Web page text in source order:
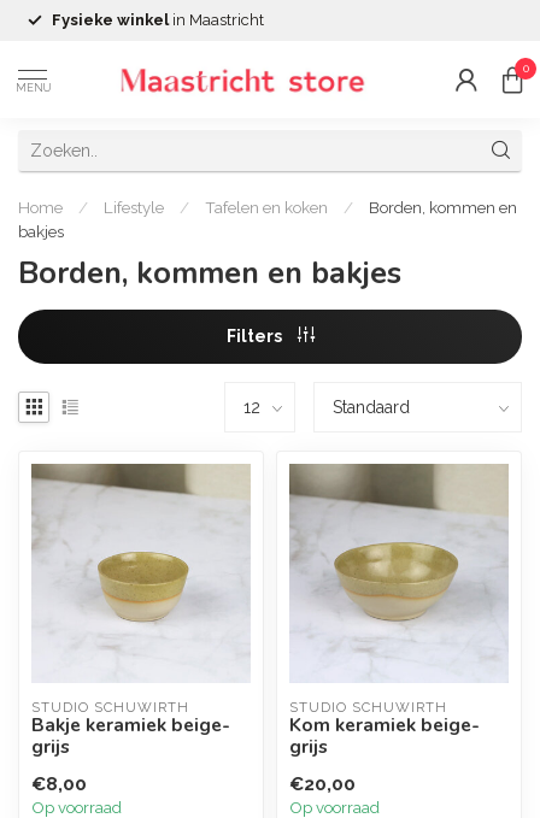
Fysieke winkel in Maastricht
MENU
0
Home / Lifestyle / Tafelen en koken /
Borden, kommen en
bakjes
Borden, kommen en bakjes
Filters
STUDIO SCHUWIRTH
Bakje keramiek beige-
grijs
€8,00
Op voorraad
STUDIO SCHUWIRTH
Kom keramiek beige-
grijs
€20,00
Op voorraad